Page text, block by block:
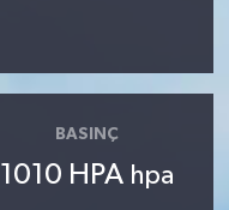
BASINÇ
1010 HPA hpa